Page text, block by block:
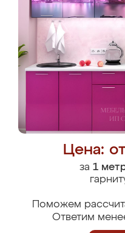
Цена:
за 1
Поможем
Ответим